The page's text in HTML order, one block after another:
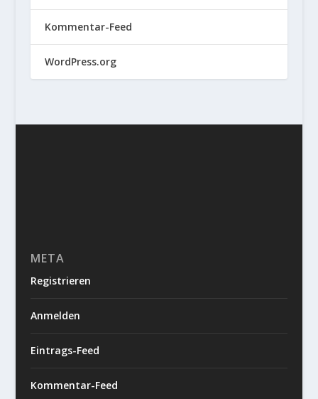
Kommentar-Feed
WordPress.org
META
Registrieren
Anmelden
Eintrags-Feed
Kommentar-Feed